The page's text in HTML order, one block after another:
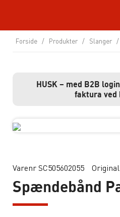
Forside / Produkter / Slanger /
HUSK – med B2B
faktura ved
Varenr SC505602055
Spændebånd